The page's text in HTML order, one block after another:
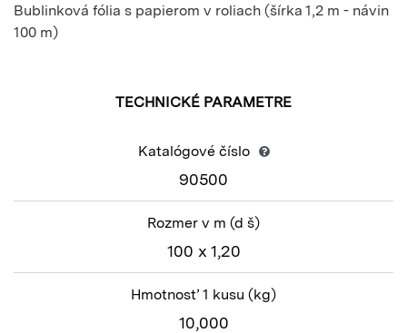
Bublinková fólia s papierom v roliach (šírka 1,2 m - návin
100 m)
TECHNICKÉ PARAMETRE
Katalógové číslo
90500
Rozmer v m (d š)
100 x 1,20
Hmotnosť 1 kusu (kg)
10,000